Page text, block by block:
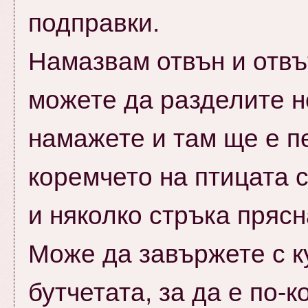
подправки.
Намазвам отвън и
можете да разделите
намажете и там ще е
коремчето на
и няколко стръка
Може да завържете с
бутчетата, за да е по-